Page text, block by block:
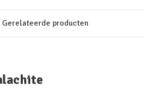
Gerelateerde producten